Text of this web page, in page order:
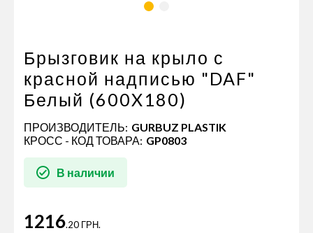
Брызговик на крыло с
красной надписью "DAF"
Белый (600X180)
ПРОИЗВОДИТЕЛЬ: GURBUZ PLASTIK
КРОСС - КОД ТОВАРА: GP0803
В наличии
1216.20 ГРН.